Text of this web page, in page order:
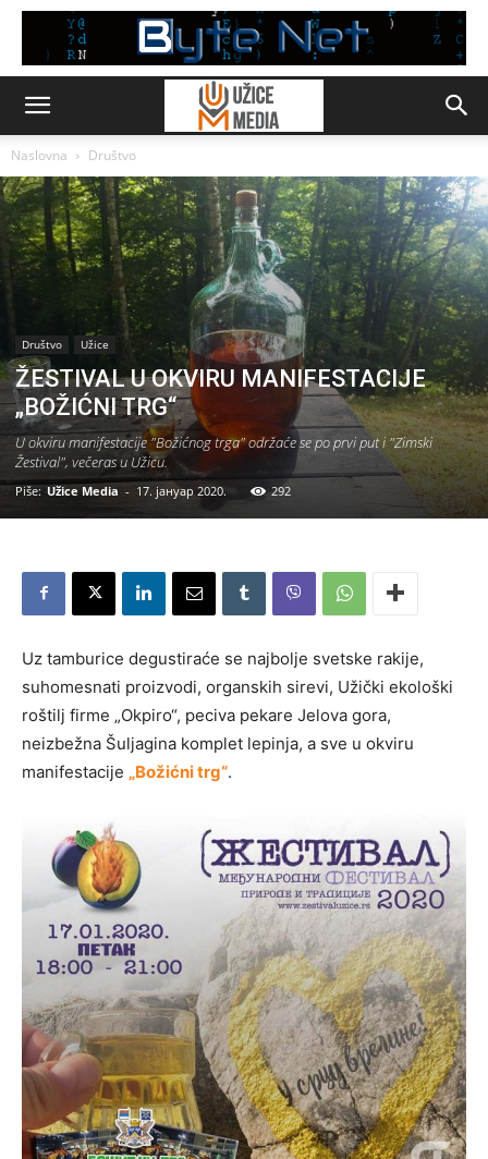
Naslovna Društvo
Društvo Užice
ŽESTIVAL U OKVIRU MANIFESTACIJE
„BOŽIĆNI TRG“
U okviru manifestacije "Božićnog trga" održaće se po prvi put i "Zimski
Žestival", večeras u Užicu.
Piše: Užice Media - 17. јануар 2020. 292
Uz tamburice degustiraće se najbolje svetske rakije,
suhomesnati proizvodi, organskih sirevi, Užički ekološki
roštilj firme „Okpiro“, peciva pekare Jelova gora,
neizbežna Šuljagina komplet lepinja, a sve u okviru
manifestacije „Božićni trg“.